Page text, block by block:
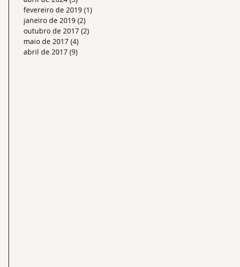
fevereiro de 2019 (1)
janeiro de 2019 (2)
outubro de 2017 (2)
maio de 2017 (4)
abril de 2017 (9)